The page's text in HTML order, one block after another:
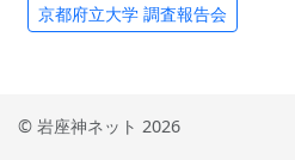
京都府立大学 調査報告会
© 岩座神ネット 2026